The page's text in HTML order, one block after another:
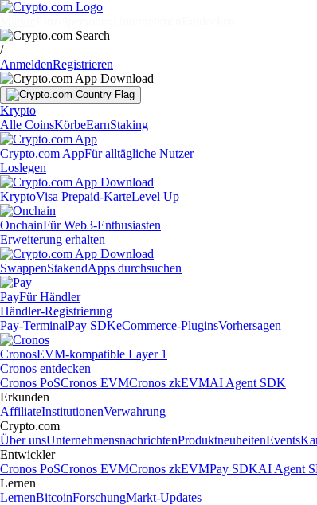
/
AnmeldenRegistrieren
Krypto
Alle CoinsKörbeEarnStaking
Crypto.com AppFür alltägliche Nutzer
Loslegen
KryptoVisa Prepaid-KarteLevel Up
OnchainFür Web3-Enthusiasten
Erweiterung erhalten
SwappenStakendApps durchsuchen
PayFür Händler
Händler-Registrierung
Pay-TerminalPay SDKeCommerce-PluginsVorhersagen
CronosEVM-kompatible Layer 1
Cronos entdecken
Cronos PoSCronos EVMCronos zkEVMAI Agent SDK
Erkunden
AffiliateInstitutionenVerwahrung
Crypto.com
Über unsUnternehmensnachrichtenProduktneuheitenEvents
Entwickler
Cronos PoSCronos EVMCronos zkEVMPay SDKAI Agent
Lernen
LernenBitcoinForschungMarkt-Updates